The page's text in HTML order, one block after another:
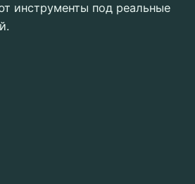
инструменты под реальные